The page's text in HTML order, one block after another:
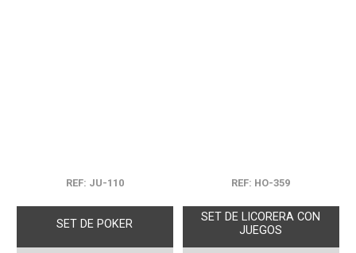
REF: JU-110
SET DE POKER
REF: HO-359
SET DE LICORERA CON
JUEGOS